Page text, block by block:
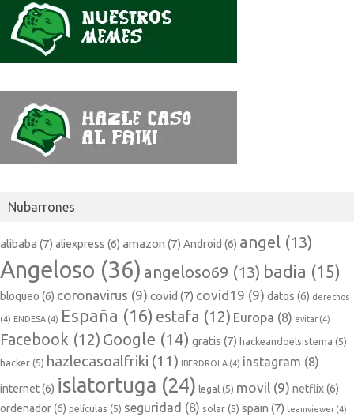
Nubarrones
alibaba (7) aliexpress (6) amazon (7) Android (6) angel (13)
Angeloso (36) angeloso69 (13) badia (15)
bloqueo (6) coronavirus (9) covid (7) covid19 (9) datos (6) derechos
(4) ENDESA (4) España (16) estafa (12) Europa (8) evitar (4)
Facebook (12) Google (14) gratis (7) hackeandoelsistema (5)
hacker (5) hazlecasoalfriki (11) IBERDROLA (4) instagram (8)
internet(6) islatortuga (24) legal (5) movil (9) netflix(6)
ordenador(6) películas (5) seguridad (8) solar (5) spain (7) teamviewer (4)